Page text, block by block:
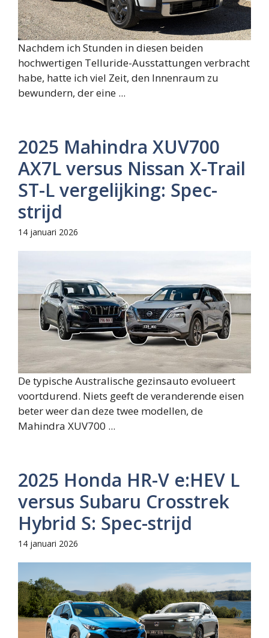
Nachdem ich Stunden in diesen beiden
hochwertigen Telluride-Ausstattungen verbracht
habe, hatte ich viel Zeit, den Innenraum zu
bewundern, der eine ...
2025 Mahindra XUV700
AX7L versus Nissan X-Trail
ST-L vergelijking: Spec-
strijd
14 januari 2026
De typische Australische gezinsauto evolueert
voortdurend. Niets geeft de veranderende eisen
beter weer dan deze twee modellen, de
Mahindra XUV700 ...
2025 Honda HR-V e:HEV L
versus Subaru Crosstrek
Hybrid S: Spec-strijd
14 januari 2026